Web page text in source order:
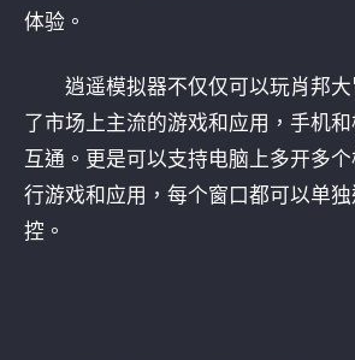
体验。
逍遥模拟器不仅仅可以玩肖邦
了市场上主流的游戏和应用，手机
互通。更是可以支持电脑上多开多
行游戏和应用，每个窗口都可以单
控。